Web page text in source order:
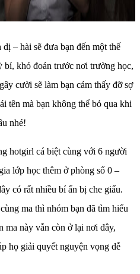
– hài sẽ đưa bạn đến một thế
bí, khó đoán trước nơi trường học,
cười sẽ làm bạn cảm thấy đỡ sợ
tên mà bạn không thể bỏ qua khi
nhé!
hotgirl cá biệt cùng với 6 người
lớp học thêm ở phòng số 0 –
có rất nhiều bí ẩn bị che giấu.
ma thì nhóm bạn đã tìm hiểu
ma này vẫn còn ở lại nơi đây,
họ giải quyết nguyện vọng dễ